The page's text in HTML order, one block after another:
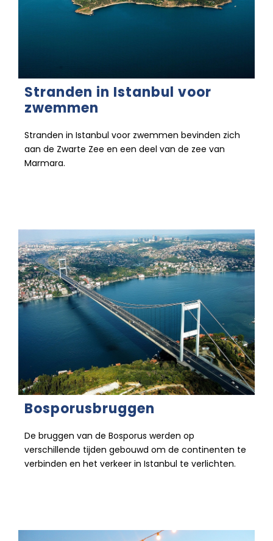
Stranden in Istanbul voor
zwemmen
Stranden in Istanbul voor zwemmen bevinden zich
aan de Zwarte Zee en een deel van de zee van
Marmara.
Bosporusbruggen
De bruggen van de Bosporus werden op
verschillende tijden gebouwd om de continenten te
verbinden en het verkeer in Istanbul te verlichten.